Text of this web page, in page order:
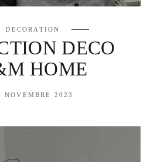
DECORATION
DECO
HOME
NOVEMBRE 2023